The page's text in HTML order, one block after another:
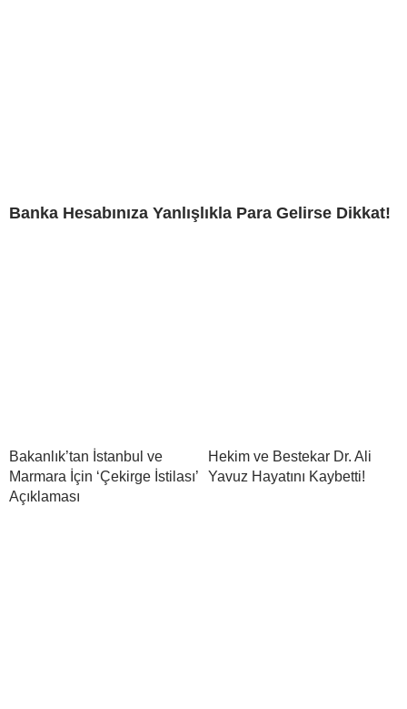
Banka Hesabınıza Yanlışlıkla Para Gelirse Dikkat!
Bakanlık’tan İstanbul ve
Marmara İçin ‘Çekirge İstilası’
Açıklaması
Hekim ve Bestekar Dr. Ali
Yavuz Hayatını Kaybetti!